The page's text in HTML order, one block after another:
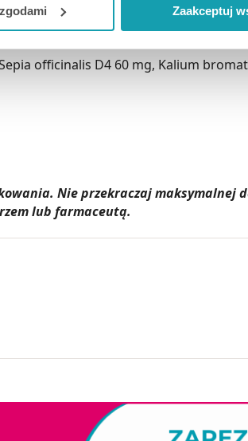
Zaakceptuj
officinalis D4 60 mg, Kalium
Nie przekraczaj
lub farmaceutą.